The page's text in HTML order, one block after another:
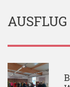
AUSFLUG